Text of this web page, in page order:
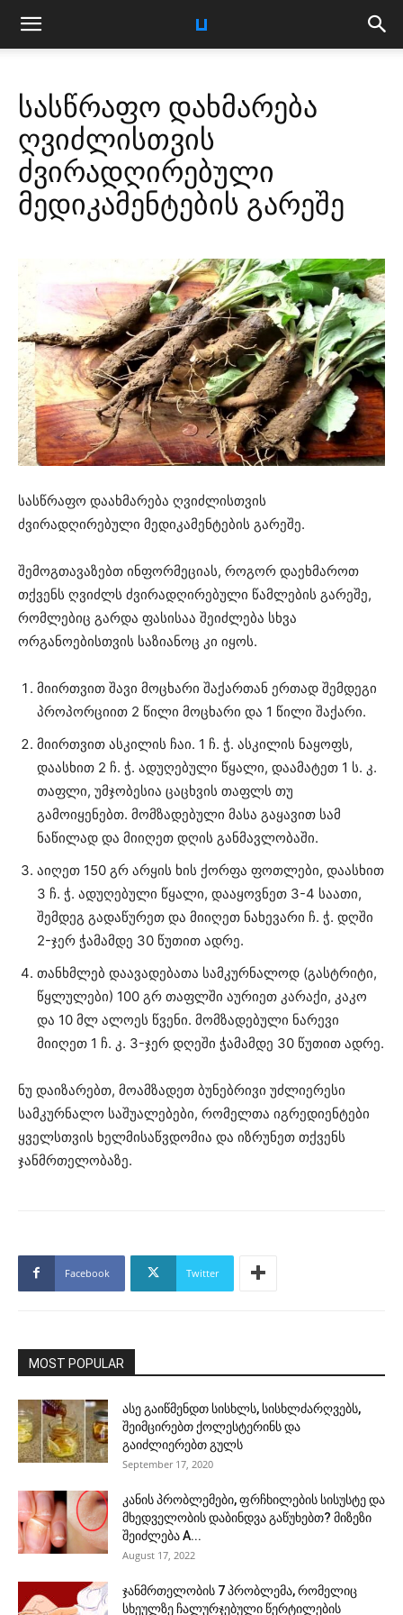
სასწრაფო დახმარება
ღვიძლისთვის
ძვირადღირებული
მედიკამენტების გარეშე
სასწრაფო დაახმარება ღვიძლისთვის
ძვირადღირებული მედიკამენტების გარეშე.
შემოგთავაზებთ ინფორმეციას, როგორ დაეხმაროთ
თქვენს ღვიძლს ძვირადღირებული წამლების გარეშე,
რომლებიც გარდა ფასისაა შეიძლება სხვა
ორგანოებისთვის საზიანოც კი იყოს.
მიირთვით შავი მოცხარი შაქართან ერთად შემდეგი
პროპორციით 2 წილი მოცხარი და 1 წილი შაქარი.
მიირთვით ასკილის ჩაი. 1 ჩ. ჭ. ასკილის ნაყოფს,
დაასხით 2 ჩ. ჭ. ადუღებული წყალი, დაამატეთ 1 ს. კ.
თაფლი, უმჯობესია ცაცხვის თაფლს თუ
გამოიყენებთ. მომზადებული მასა გაყავით სამ
ნაწილად და მიიღეთ დღის განმავლობაში.
აიღეთ 150 გრ არყის ხის ქორფა ფოთლები, დაასხით
3 ჩ. ჭ. ადუღებული წყალი, დააყოვნეთ 3-4 საათი,
შემდეგ გადაწურეთ და მიიღეთ ნახევარი ჩ. ჭ. დღში
2-ჯერ ჭამამდე 30 წუთით ადრე.
თანხმლებ დაავადებათა სამკურნალოდ (გასტრიტი,
წყლულები) 100 გრ თაფლში აურიეთ კარაქი, კაკო
და 10 მლ ალოეს წვენი. მომზადებული ნარევი
მიიღეთ 1 ჩ. კ. 3-ჯერ დღეში ჭამამდე 30 წუთით ადრე.
ნუ დაიზარებთ, მოამზადეთ ბუნებრივი უძლიერესი
სამკურნალო საშუალებები, რომელთა იგრედიენტები
ყველსთვის ხელმისაწვდომია და იზრუნეთ თქვენს
ჯანმრთელობაზე.
Facebook Twitter
MOST POPULAR
ასე გაიწმენდთ სისხლს, სისხლძარღვებს,
შეიმცირებთ ქოლესტერინს და
გაიძლიერებთ გულს
September 17, 2020
კანის პრობლემები, ფრჩხილების სისუსტე და
მხედველობის დაბინდვა გაწუხებთ? მიზეზი
შეიძლება A...
August 17, 2022
ჯანმრთელობის 7 პრობლემა, რომელიც
სხეულზე ჩალურჯებული წერტილების